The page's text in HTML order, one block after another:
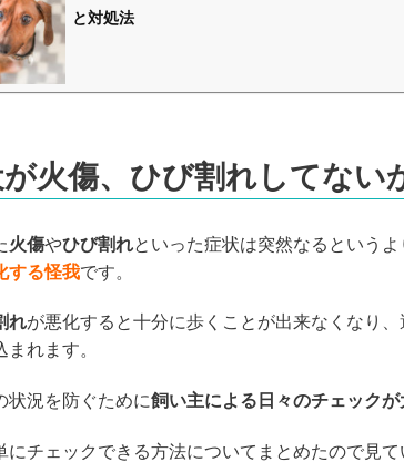
と対処法
火傷、ひび割れしてない
火傷やひび割れといった症状は突然なるという
する怪我です。
れが悪化すると十分に歩くことが出来なくなり
れます。
状況を防ぐために飼い主による日々のチェックが
にチェックできる方法についてまとめたので見て